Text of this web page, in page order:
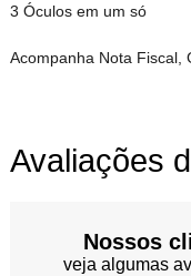
3 Óculos em um só
Acompanha Nota Fiscal,
Avaliações
Nossos
veja algumas